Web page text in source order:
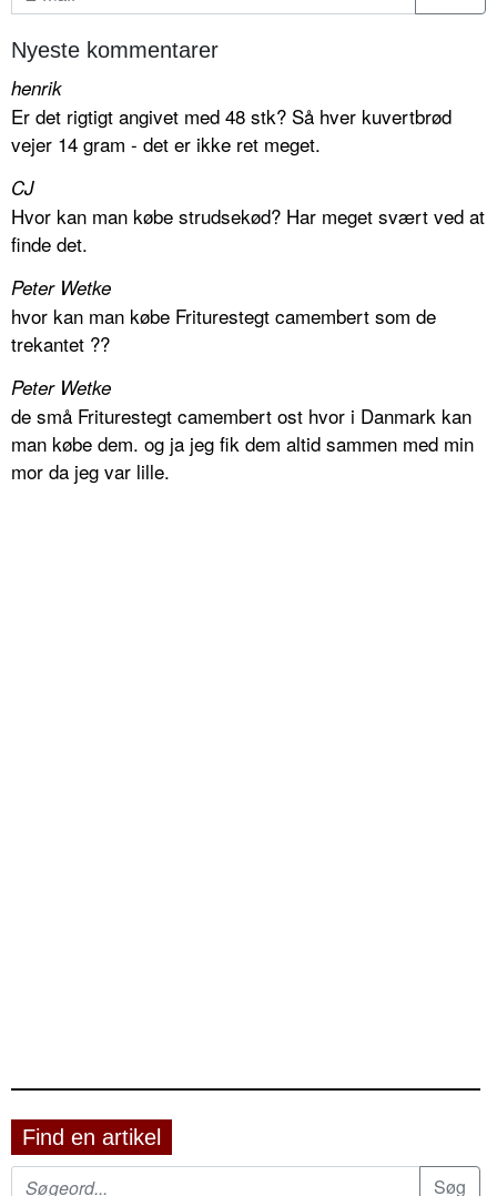
Nyeste kommentarer
henrik
Er det rigtigt angivet med 48 stk? Så hver kuvertbrød
vejer 14 gram - det er ikke ret meget.
CJ
Hvor kan man købe strudsekød? Har meget svært ved at
finde det.
Peter Wetke
hvor kan man købe Friturestegt camembert som de
trekantet ??
Peter Wetke
de små Friturestegt camembert ost hvor i Danmark kan
man købe dem. og ja jeg fik dem altid sammen med min
mor da jeg var lille.
Find en artikel